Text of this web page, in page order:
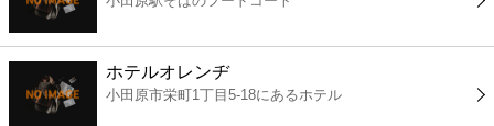
書店
ファミレスホテルオレンヂ
小田原市栄町1丁目5-18にあるホテル